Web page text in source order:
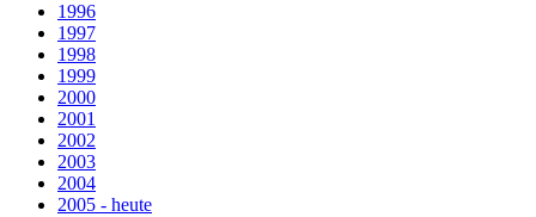
1996
1997
1998
1999
2000
2001
2002
2003
2004
2005 - heute